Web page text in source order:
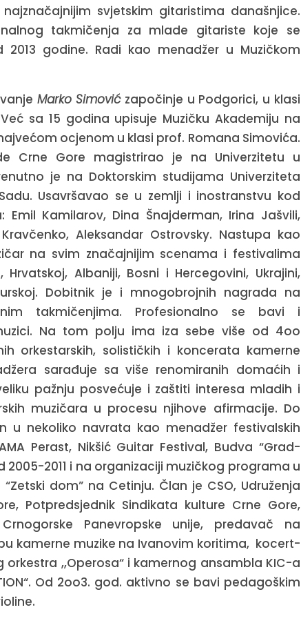
svjetskim gitaristima današnjice.
takmičenja za mlade gitariste koje se
godine. Radi kao menadžer u Muzičkom
Marko Simovićzapočinje u Podgorici, u klasi
sa 15 godina upisuje Muzičku Akademiju na
ocjenom u klasi prof. Romana Simovića.
Crne Gore magistrirao je na Univerzitetu u
je na Doktorskim studijama Univerziteta
Usavršavao se u zemlji i inostranstvu kod
Kamilarov, Dina Šnajderman, Irina Jašvili,
Aleksandar Ostrovsky. Nastupa kao
na svim značajnijim scenama i festivalima
Albaniji, Bosni i Hercegovini, Ukrajini,
Dobitnik je i mnogobrojnih nagrada na
takmičenjima. Profesionalno se bavi i
Na tom polju ima iza sebe više od 4oo
orkestarskih, solističkih i koncerata kamerne
sarađuje sa više renomiranih domaćih i
pažnju posvećuje i zaštiti interesa mladih i
muzičara u procesu njihove afirmacije. Do
u nekoliko navrata kao menadžer festivalskih
Perast, Nikšić Guitar Festival, Budva “Grad-
2005-2011 i na organizaciji muzičkog programa u
dom” na Cetinju. Član je CSO, Udruženja
Potpredsjednik Sindikata kulture Crne Gore,
Panevropske unije, predavač na
kamerne muzike na Ivanovim koritima, kocert-
,,Operosa“ i kamernog ansambla KIC-a
Od 2oo3. god. aktivno se bavi pedagoškim